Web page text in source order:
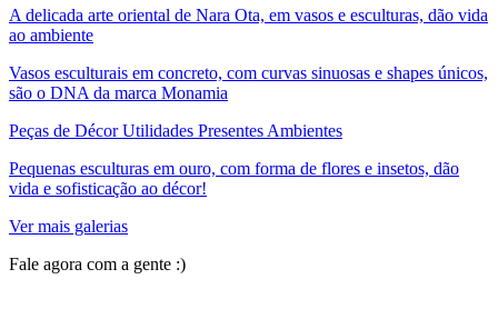
A delicada arte oriental de Nara Ota, em vasos e esculturas, dão vida
ao ambiente
Vasos esculturais em concreto, com curvas sinuosas e shapes únicos,
são o DNA da marca Monamia
Peças de Décor Utilidades Presentes Ambientes
Pequenas esculturas em ouro, com forma de flores e insetos, dão
vida e sofisticação ao décor!
Ver mais galerias
Fale agora com a gente :)